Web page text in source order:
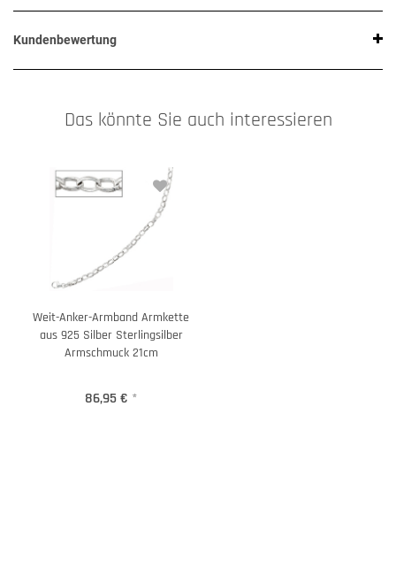
Kundenbewertung
Das könnte Sie auch interessieren
Weit-Anker-Armband Armkette
aus 925 Silber Sterlingsilber
Armschmuck 21cm
86,95 € *